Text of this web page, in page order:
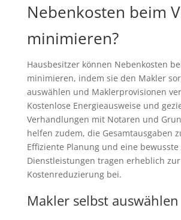
Nebenkosten beim
minimieren?
Hausbesitzer können Nebenkosten
minimieren, indem sie den Makler
auswählen und Maklerprovisionen
Kostenlose Energieausweise und
Verhandlungen mit Notaren und
helfen zudem, die Gesamtausgaben
Effiziente Planung und eine
Dienstleistungen tragen erheblich zur
Kostenreduzierung bei.
Makler selbst auswählen